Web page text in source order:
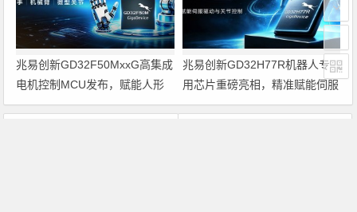
兆易创新GD32F50MxxG高集成
电机控制MCU发布，赋能人形
机器人关节驱动革新
兆易创新GD32H77R机器人专
用芯片重磅亮相，精准赋能伺服
驱动与关节控制